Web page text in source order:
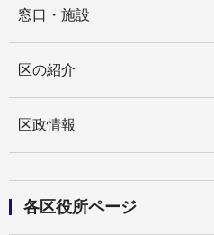
窓口・施設
区の紹介
区政情報
各区役所ページ